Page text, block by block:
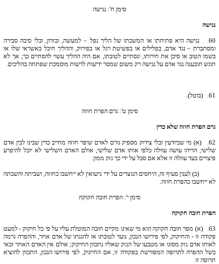
סימן ח': נגישה
נגישה
60.
נגישה היא פתיחתו או המשכתו של הליך נפל – למעשה, ובזדון, ובלי סיבה סבירה
ומסתברת – נגד אדם, בפלילים או בפשיטת רגל או בפירוק, וההליך חיבל באשראי שלו או
בשמו הטוב או סיכן את חירותו, ונסתיים לטובתו, אם היה ההליך עשוי להסתיים כך; אך לא
תוגש תובענה נגד אדם על נגישה רק משום שמסר ידיעות לרשות מוסמכת שפתחה בהליכים.
61. (בוטל).
סימן ט': גרם הפרת חוזה
גרם הפרת חוזה שלא כדין
62.
(א) מי שביודעין ובלי צידוק מספיק גורם לאדם שיפר חוזה מחייב כדין שבינו לבין אדם
שלישי, הריהו עושה עוולה כלפי אותו אדם שלישי, אולם האדם השלישי לא יוכל להיפרע
פיצויים בעד עוולה זו אלא אם סבל על ידי כך נזק ממון.
(ב) לענין סעיף זה, היחסים הנוצרים על ידי נישואין לא ייחשבו כחוזה, ושביתה והשבתה
לא ייחשבו כהפרת חוזה.
סימן י': הפרת חובה חקוקה
הפרת חובה חקוקה
63.
(א) מפר חובה חקוקה הוא מי שאינו מקיים חובה המוטלת עליו על פי כל חיקוק - למעט
פקודה זו - והחיקוק, לפי פירושו הנכון, נועד לטובתו או להגנתו של אדם אחר, וההפרה גרמה
לאותו אדם נזק מסוגו או מטבעו של הנזק שאליו נתכוון החיקוק; אולם אין האדם האחר זכאי
בשל ההפרה לתרופה המפורשת בפקודה זו, אם החיקוק, לפי פירושו הנכון, התכוון להוציא
תרופה זו.